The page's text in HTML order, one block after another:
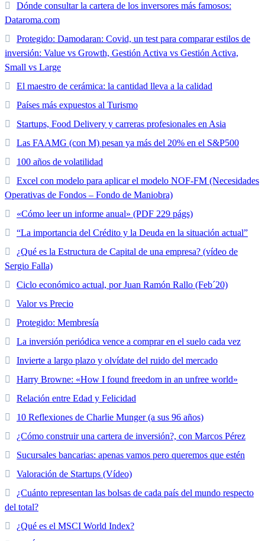
Dónde consultar la cartera de los inversores más famosos:
Dataroma.com
Protegido: Damodaran: Covid, un test para comparar estilos de
inversión: Value vs Growth, Gestión Activa vs Gestión Activa,
Small vs Large
El maestro de cerámica: la cantidad lleva a la calidad
Países más expuestos al Turismo
Startups, Food Delivery y carreras profesionales en Asia
Las FAAMG (con M) pesan ya más del 20% en el S&P500
100 años de volatilidad
Excel con modelo para aplicar el modelo NOF-FM (Necesidades
Operativas de Fondos – Fondo de Maniobra)
«Cómo leer un informe anual» (PDF 229 págs)
“La importancia del Crédito y la Deuda en la situación actual”
¿Qué es la Estructura de Capital de una empresa? (vídeo de
Sergio Falla)
Ciclo económico actual, por Juan Ramón Rallo (Feb´20)
Valor vs Precio
Protegido: Membresía
La inversión periódica vence a comprar en el suelo cada vez
Invierte a largo plazo y olvídate del ruido del mercado
Harry Browne: «How I found freedom in an unfree world»
Relación entre Edad y Felicidad
10 Reflexiones de Charlie Munger (a sus 96 años)
¿Cómo construir una cartera de inversión?, con Marcos Pérez
Sucursales bancarias: apenas vamos pero queremos que estén
Valoración de Startups (Vídeo)
¿Cuánto representan las bolsas de cada país del mundo respecto
del total?
¿Qué es el MSCI World Index?